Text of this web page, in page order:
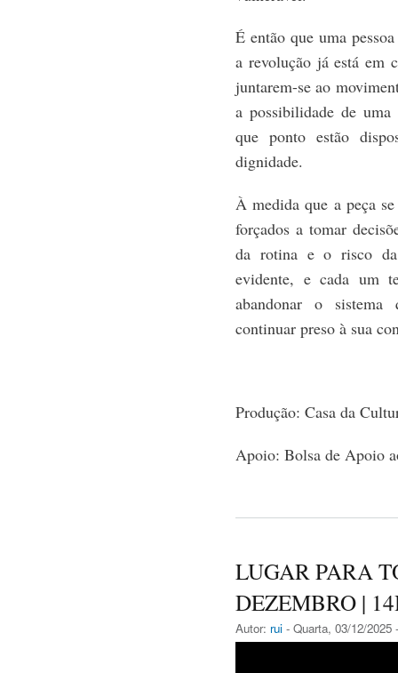
É então que uma
a revolução já está em
juntarem-se ao
a possibilidade de
que ponto estão
dignidade.
À medida que a peça
forçados a tomar
da rotina e o risco da
evidente, e cada um
abandonar o
continuar preso à sua
Produção: Casa da
Apoio: Bolsa de Apoio
LUGAR PARA
DEZEMBRO |
Autor: rui - Quarta, 03/12/2025